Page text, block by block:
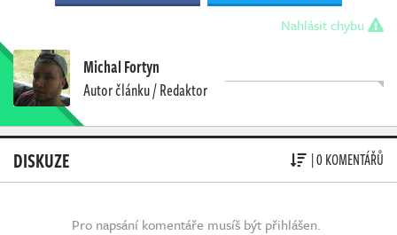
Nahlásit chybu
Michal Fortyn
Autor článku / Redaktor
DISKUZE | 0 KOMENTÁŘŮ
Pro napsání komentáře musíš být přihlášen.